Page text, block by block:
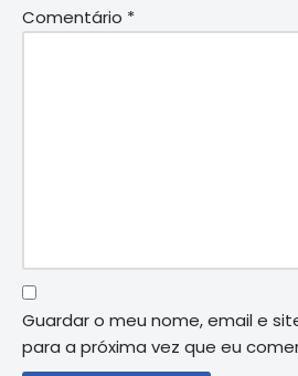
Comentário *
Guardar o meu nome, email e
para a próxima vez que eu